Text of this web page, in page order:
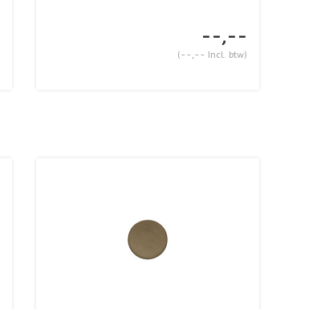
--,--
(--,-- Incl. btw)